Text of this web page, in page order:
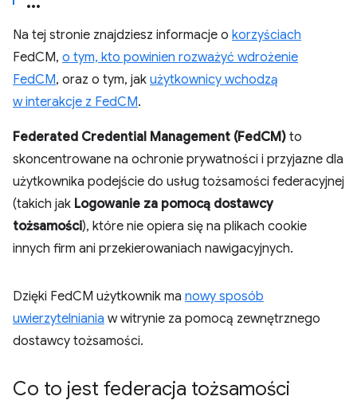
Na tej stronie znajdziesz informacje o korzyściach
FedCM, o tym, kto powinien rozważyć wdrożenie
FedCM, oraz o tym, jak użytkownicy wchodzą
w interakcje z FedCM.
Federated Credential Management (FedCM) to
skoncentrowane na ochronie prywatności i przyjazne dla
użytkownika podejście do usług tożsamości federacyjnej
(takich jak Logowanie za pomocą dostawcy
tożsamości), które nie opiera się na plikach cookie
innych firm ani przekierowaniach nawigacyjnych.
Dzięki FedCM użytkownik ma nowy sposób
uwierzytelniania w witrynie za pomocą zewnętrznego
dostawcy tożsamości.
Co to jest federacja tożsamości